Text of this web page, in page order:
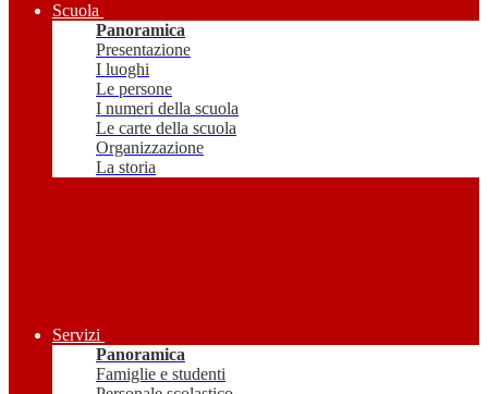
Scuola
Panoramica
Presentazione
I luoghi
Le persone
I numeri della scuola
Le carte della scuola
Organizzazione
La storia
Servizi
Panoramica
Famiglie e studenti